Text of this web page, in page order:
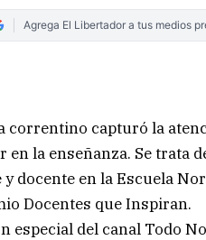
Agrega El Libertador a tus medios
correntino capturó la
en la enseñanza. Se trata
y docente en la Escuela
Docentes que Inspiran.
especial del canal Todo